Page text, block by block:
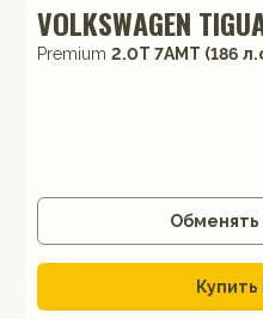
VOLKSWAGEN
Premium 2.0T 7AMT (186
Обменять